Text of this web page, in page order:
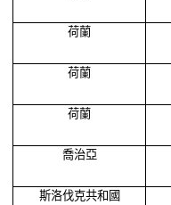
荷蘭
荷蘭
荷蘭
喬治亞
斯洛伐克共和國